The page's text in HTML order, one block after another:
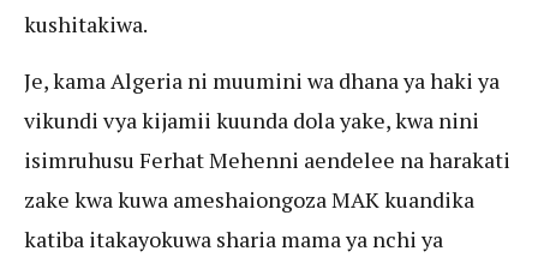
kushitakiwa.
Je, kama Algeria ni muumini wa dhana ya haki ya
vikundi vya kijamii kuunda dola yake, kwa nini
isimruhusu Ferhat Mehenni aendelee na harakati
zake kwa kuwa ameshaiongoza MAK kuandika
katiba itakayokuwa sharia mama ya nchi ya